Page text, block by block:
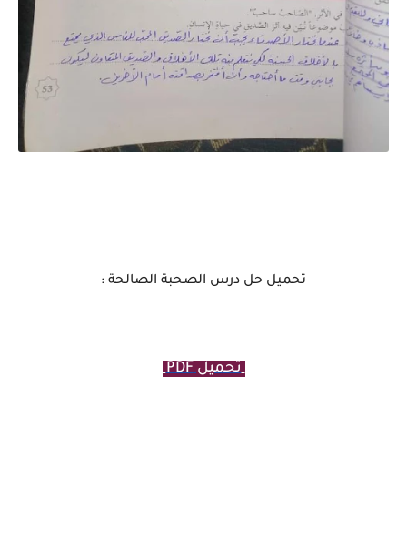
تحميل حل درس الصحبة الصالحة :
تحميل PDF